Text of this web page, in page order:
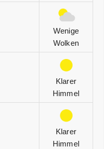
Wenige
Wolken
Klarer
Himmel
Klarer
Himmel